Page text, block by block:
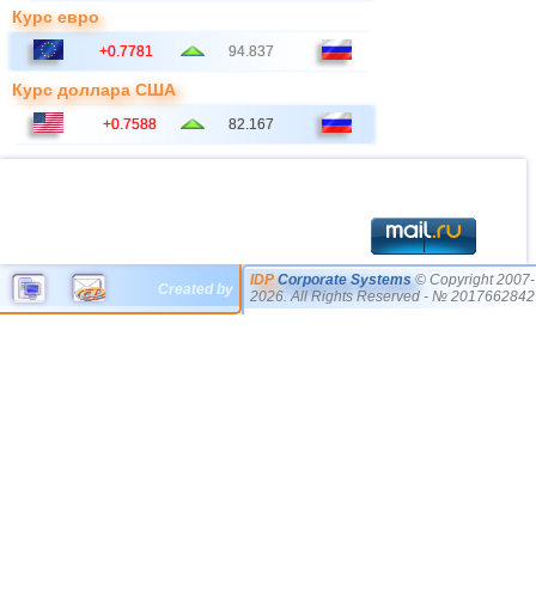
Курс евро
+0.7781 94.837
Курс доллара США
+0.7588 82.167
Created by
IDP Corporate Systems © Copyright 2007-
2026. All Rights Reserved - № 2017662842